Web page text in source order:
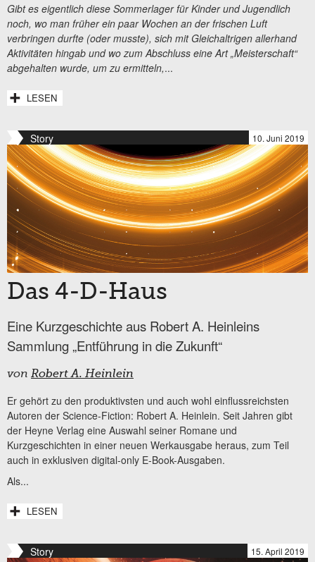
Gibt es eigentlich diese Sommerlager für Kinder und Jugendlich
noch, wo man früher ein paar Wochen an der frischen Luft
verbringen durfte (oder musste), sich mit Gleichaltrigen allerhand
Aktivitäten hingab und wo zum Abschluss eine Art „Meisterschaft“
abgehalten wurde, um zu ermitteln,...
LESEN
Story 10. Juni 2019
Das 4-D-Haus
Eine Kurzgeschichte aus Robert A. Heinleins
Sammlung „Entführung in die Zukunft“
von Robert A. Heinlein
Er gehört zu den produktivsten und auch wohl einflussreichsten
Autoren der Science-Fiction: Robert A. Heinlein. Seit Jahren gibt
der Heyne Verlag eine Auswahl seiner Romane und
Kurzgeschichten in einer neuen Werkausgabe heraus, zum Teil
auch in exklusiven digital-only E-Book-Ausgaben.
Als...
LESEN
Story 15. April 2019